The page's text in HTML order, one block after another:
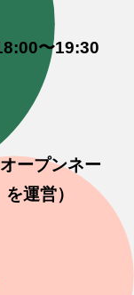
〜19:30
ープンネー
運営）